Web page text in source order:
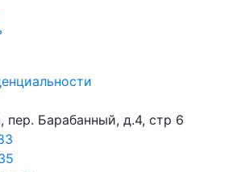
пер. Барабанный, д.4, стр 6